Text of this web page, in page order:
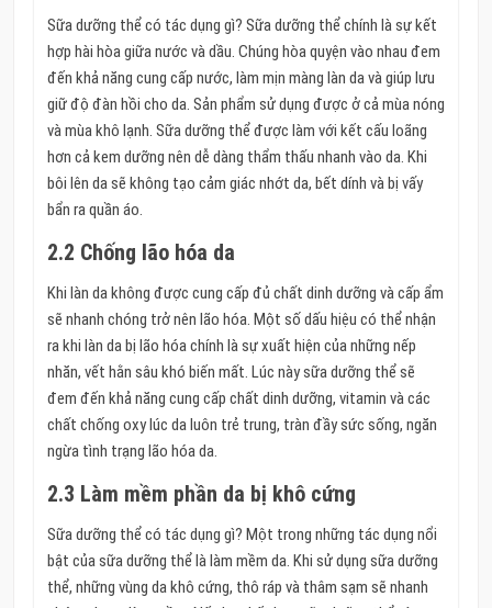
Sữa dưỡng thể có tác dụng gì? Sữa dưỡng thể chính là sự kết
hợp hài hòa giữa nước và dầu. Chúng hòa quyện vào nhau đem
đến khả năng cung cấp nước, làm mịn màng làn da và giúp lưu
giữ độ đàn hồi cho da. Sản phẩm sử dụng được ở cả mùa nóng
và mùa khô lạnh. Sữa dưỡng thể được làm với kết cấu loãng
hơn cả kem dưỡng nên dễ dàng thẩm thấu nhanh vào da. Khi
bôi lên da sẽ không tạo cảm giác nhớt da, bết dính và bị vấy
bẩn ra quần áo.
2.2 Chống lão hóa da
Khi làn da không được cung cấp đủ chất dinh dưỡng và cấp ẩm
sẽ nhanh chóng trở nên lão hóa. Một số dấu hiệu có thể nhận
ra khi làn da bị lão hóa chính là sự xuất hiện của những nếp
nhăn, vết hằn sâu khó biến mất. Lúc này sữa dưỡng thể sẽ
đem đến khả năng cung cấp chất dinh dưỡng, vitamin và các
chất chống oxy lúc da luôn trẻ trung, tràn đầy sức sống, ngăn
ngừa tình trạng lão hóa da.
2.3 Làm mềm phần da bị khô cứng
Sữa dưỡng thể có tác dụng gì? Một trong những tác dụng nổi
bật của sữa dưỡng thể là làm mềm da. Khi sử dụng sữa dưỡng
thể, những vùng da khô cứng, thô ráp và thâm sạm sẽ nhanh